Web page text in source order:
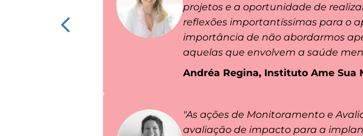
projetos e a oportunidade de
reflexões importantíssimas para o
importância de não abordarmos
aquelas que envolvem a saúde
Andréa Regina, Instituto Ame Sua
"As ações de Monitoramento e
avaliação de impacto para a